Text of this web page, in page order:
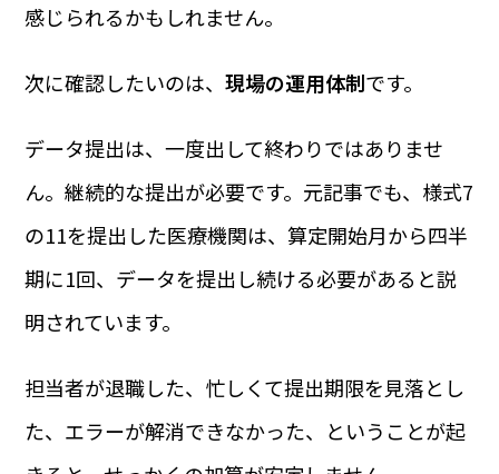
感じられるかもしれません。
次に確認したいのは、現場の運用体制です。
データ提出は、一度出して終わりではありませ
ん。継続的な提出が必要です。元記事でも、様式7
の11を提出した医療機関は、算定開始月から四半
期に1回、データを提出し続ける必要があると説
明されています。
担当者が退職した、忙しくて提出期限を見落とし
た、エラーが解消できなかった、ということが起